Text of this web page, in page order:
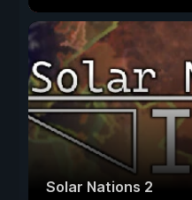
Solar Nations 2